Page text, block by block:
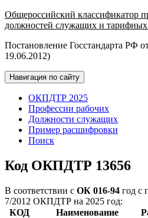
Общероссийский классификатор
должностей служащих и тарифных
Постановление Госстандарта РФ
19.06.2012)
Навигация по сайту
ОКПДТР 2025
Профессии рабочих
Должности служащих
Пример расшифровки
Поиск
Код ОКПДТР 13656
В соответствии с ОК 016-94 год с
7/2012 ОКПДТР на 2025 год:
КОД
Наименование